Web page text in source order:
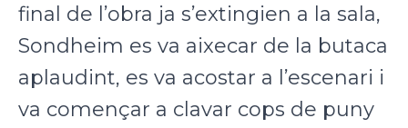
final de l’obra ja s’extingien a la sala,
Sondheim es va aixecar de la butaca
aplaudint, es va acostar a l’escenari i
va començar a clavar cops de puny